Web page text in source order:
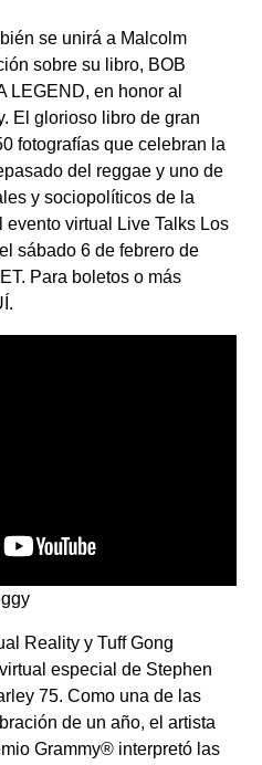
se unirá a Malcolm
sobre su libro, BOB
LEGEND,en honor al
El glorioso libro de gran
fotografías que celebran la
del reggae y uno de
y sociopolíticos de la
virtual Live Talks Los
sábado 6 de febrero de
Para boletos o más
Reality yTuff Gong
especial de Stephen
75. Como una de las
de un año, el artista
Grammy® interpretó las